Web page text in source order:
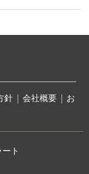
針| 会社概要| お
ト